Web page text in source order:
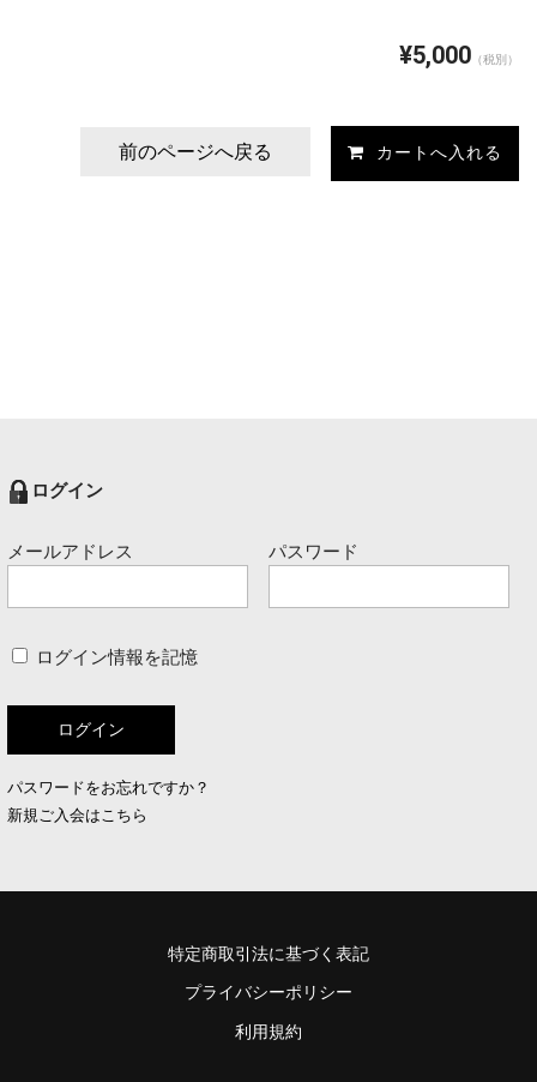
¥5,000 （税別）
前のページへ戻る
ログイン
メールアドレス パスワード
ログイン情報を記憶
パスワードをお忘れですか？
新規ご入会はこちら
特定商取引法に基づく表記
プライバシーポリシー
利用規約